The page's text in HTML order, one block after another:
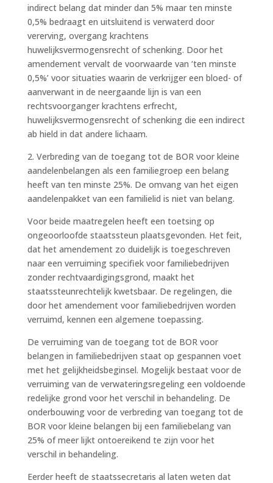
indirect belang dat minder dan 5% maar ten minste
0,5% bedraagt en uitsluitend is verwaterd door
vererving, overgang krachtens
huwelijksvermogensrecht of schenking. Door het
amendement vervalt de voorwaarde van ‘ten minste
0,5%’ voor situaties waarin de verkrijger een bloed- of
aanverwant in de neergaande lijn is van een
rechtsvoorganger krachtens erfrecht,
huwelijksvermogensrecht of schenking die een indirect
ab hield in dat andere lichaam.
2. Verbreding van de toegang tot de BOR voor kleine
aandelenbelangen als een familiegroep een belang
heeft van ten minste 25%. De omvang van het eigen
aandelenpakket van een familielid is niet van belang.
Voor beide maatregelen heeft een toetsing op
ongeoorloofde staatssteun plaatsgevonden. Het feit,
dat het amendement zo duidelijk is toegeschreven
naar een verruiming specifiek voor familiebedrijven
zonder rechtvaardigingsgrond, maakt het
staatssteunrechtelijk kwetsbaar. De regelingen, die
door het amendement voor familiebedrijven worden
verruimd, kennen een algemene toepassing.
De verruiming van de toegang tot de BOR voor
belangen in familiebedrijven staat op gespannen voet
met het gelijkheidsbeginsel. Mogelijk bestaat voor de
verruiming van de verwateringsregeling een voldoende
redelijke grond voor het verschil in behandeling. De
onderbouwing voor de verbreding van toegang tot de
BOR voor kleine belangen bij een familiebelang van
25% of meer lijkt ontoereikend te zijn voor het
verschil in behandeling.
Eerder heeft de staatssecretaris al laten weten dat